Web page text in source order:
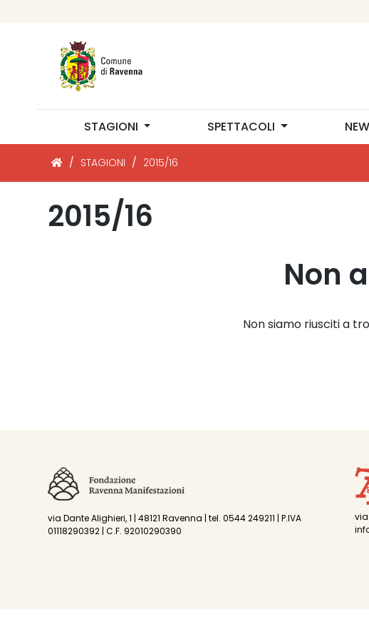
STAGIONI SPETTACOLI
/ STAGIONI / 2015/16
2015/16
Non
Non siamo riusciti a
via Dante Alighieri, 1 | 48121 Ravenna | tel. 0544 249211 | P.IVA
01118290392 | C.F. 92010290390
via